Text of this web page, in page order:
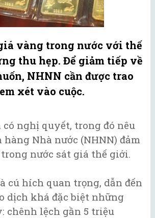
vàng trong nước với thế
thu hẹp. Để giảm tiếp về
NHNN cần được trao
xét vào cuộc.
có nghị quyết, trong đó nêu
hàng Nhà nước (NHNN) đảm
nước sát giá thế giới.
cú hích quan trọng, dẫn đến
dịch khá đặc biệt những
chênh lệch gần 5 triệu